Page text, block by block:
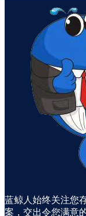
蓝鲸人始终关注您
案，交出令您满意